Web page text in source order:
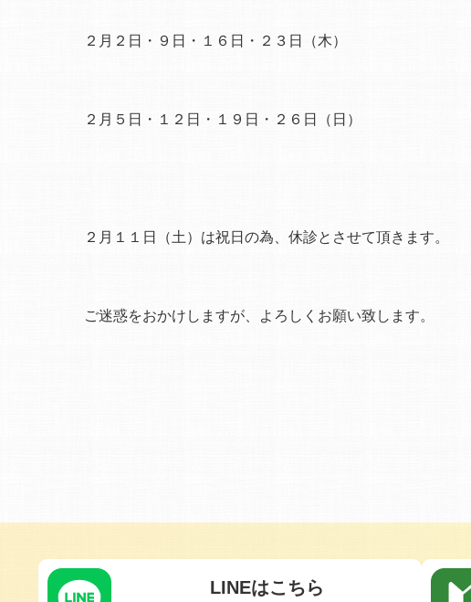
２月２日・９日・１６日・２３日（木）
２月５日・１２日・１９日・２６日（日）
２月１１日（土）は祝日の為、休診とさせて頂きます。
ご迷惑をおかけしますが、よろしくお願い致します。
LINEはこちら